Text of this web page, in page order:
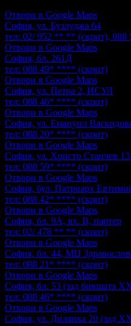
Отвори в Google Maps
София, ул. Бузлуджа 64
тел: 02/ 952 ** ** (скрит), 088
Отвори в Google Maps
София, бл. 261Д
тел: 088 49* **** (скрит)
Отвори в Google Maps
София, ул. Петра 2, ИСУЛ
тел: 088 46* **** (скрит)
Отвори в Google Maps
София, ул. Емануил
тел: 088 20* **** (скрит)
Отвори в Google Maps
София, ул. Христо Станчев
тел: 088 59* **** (скрит)
Отвори в Google Maps
София, бул. Патриарх
тел: 088 42* **** (скрит)
Отвори в Google Maps
София, бл. 9А, вх. В, партер
тел: 02/ 478 ** ** (скрит)
Отвори в Google Maps
София, бл. 44, МЦ
тел: 088 21* **** (скрит)
Отвори в Google Maps
София, бл. 53 (зад бившата
тел: 088 46* **** (скрит)
Отвори в Google Maps
София, ул. Дилянка 20 (зад